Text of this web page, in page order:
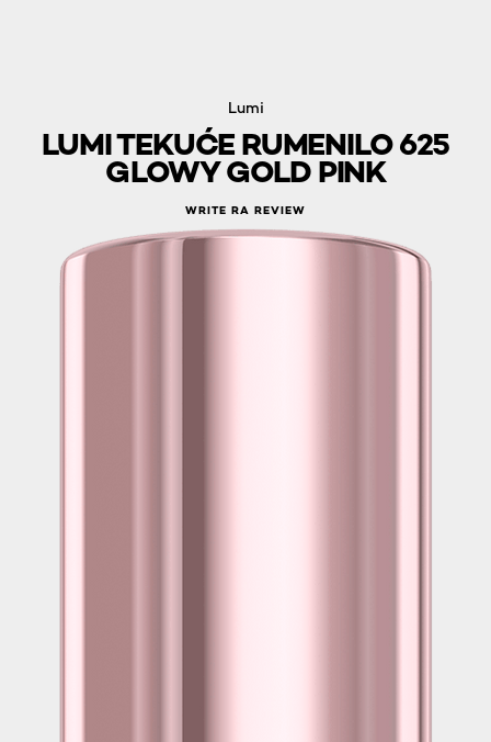
Lumi
LUMI TEKUĆE RUMENILO 625
GLOWY GOLD PINK
WRITE RA REVIEW